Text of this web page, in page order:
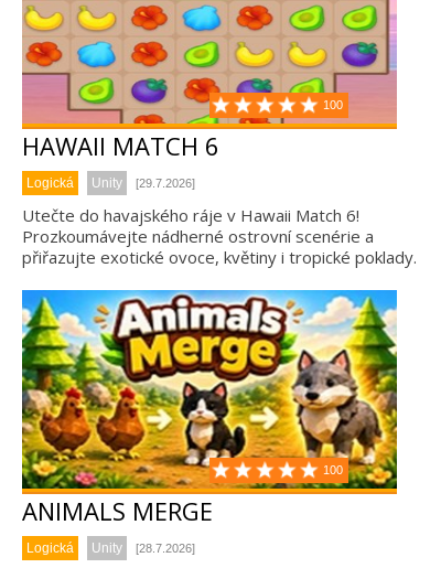
100
HAWAII MATCH 6
Logická Unity [29.7.2026]
Utečte do havajského ráje v Hawaii Match 6!
Prozkoumávejte nádherné ostrovní scenérie a
přiřazujte exotické ovoce, květiny i tropické poklady.
100
ANIMALS MERGE
Logická Unity [28.7.2026]